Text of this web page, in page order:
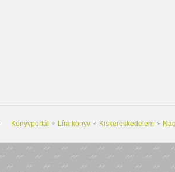
Könyvportál Líra könyv Kiskereskedelem